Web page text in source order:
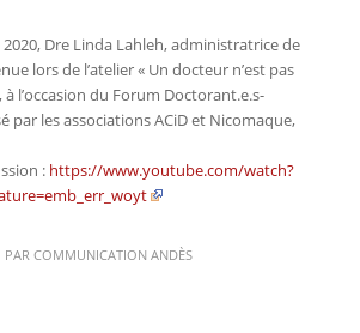
Dre Linda Lahleh, administratrice de
lors de l’atelier « Un docteur n’est pas
à l’occasion du Forum Doctorant.e.s-
par les associations ACiD et Nicomaque,
: https://www.youtube.com/watch?
PAR COMMUNICATION ANDÈS